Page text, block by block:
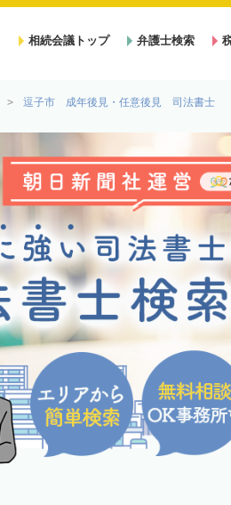
相続会議トップ 弁護士検索
逗子市 成年後見・任意後見 司法書士